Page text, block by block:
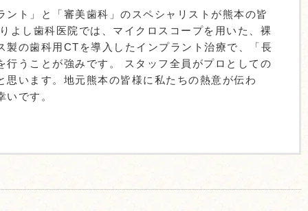
ト」と「審美歯科」のスペシャリストが熊本の皆
よし歯科医院では、マイクロスコープを用いた、裸
の歯科用CTを導入したインプラント治療で、「長
うことが強みです。 スタッフ全員がプロとしての
います。地元熊本の皆様に私たちの熱意が伝わ
です。